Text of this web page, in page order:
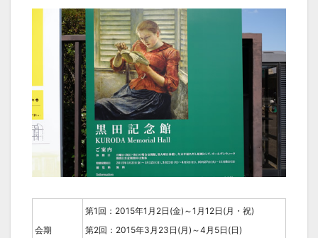
会期
第1回：2015年1月2日(金)～1月12日(月・祝)
第2回：2015年3月23日(月)～4月5日(日)